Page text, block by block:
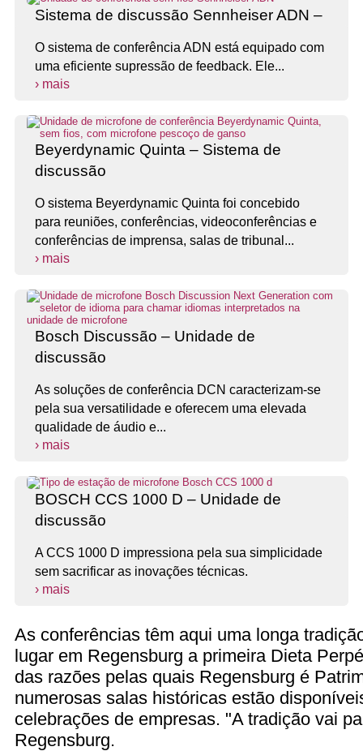
Sistema de discussão Sennheiser ADN –
O sistema de conferência ADN está equipado com
uma eficiente supressão de feedback. Ele...
› mais
Beyerdynamic Quinta – Sistema de
discussão
O sistema Beyerdynamic Quinta foi concebido
para reuniões, conferências, videoconferências e
conferências de imprensa, salas de tribunal...
› mais
Bosch Discussão – Unidade de
discussão
As soluções de conferência DCN caracterizam-se
pela sua versatilidade e oferecem uma elevada
qualidade de áudio e...
› mais
BOSCH CCS 1000 D – Unidade de
discussão
A CCS 1000 D impressiona pela sua simplicidade
sem sacrificar as inovações técnicas.
› mais
As conferências têm aqui uma longa
lugar em Regensburg a primeira Dieta
das razões pelas quais Regensburg é
numerosas salas históricas estão
celebrações de empresas. "A tradição vai
Regensburg.